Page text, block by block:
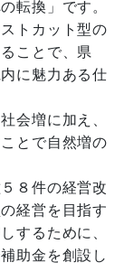
転換」です。
トカット型の
ことで、県
に魅力ある仕
会増に加え、
とで自然増の
８件の経営改
経営を目指す
するために、
助金を創設し